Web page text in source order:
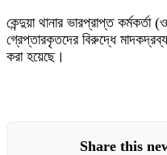
কেন্দুয়া থানার ভারপ্রাপ্ত কর্মকর্তা
গ্রেপ্তারকৃতদের বিরুদ্ধে
করা হয়েছে।
Share this